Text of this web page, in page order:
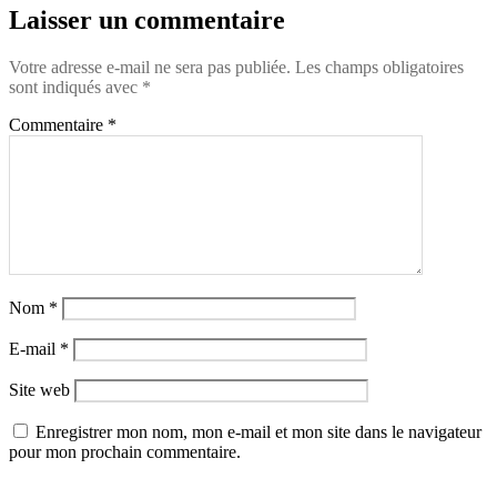
Laisser un commentaire
Votre adresse e-mail ne sera pas publiée. Les champs obligatoires
sont indiqués avec *
Commentaire *
Nom *
E-mail *
Site web
Enregistrer mon nom, mon e-mail et mon site dans le navigateur
pour mon prochain commentaire.